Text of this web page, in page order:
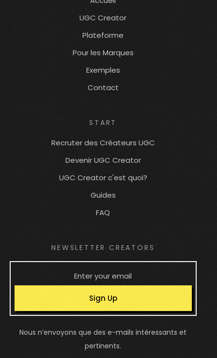
UGC Creator
Plateforme
Pour les Marques
Exemples
Contact
START
Recruter des Créateurs UGC
Devenir UGC Creator
UGC Creator c'est quoi?
Guides
FAQ
NEWSLETTER CREATORS
Sign Up
Nous n’envoyons que des e-mails intéressants et
pertinents.